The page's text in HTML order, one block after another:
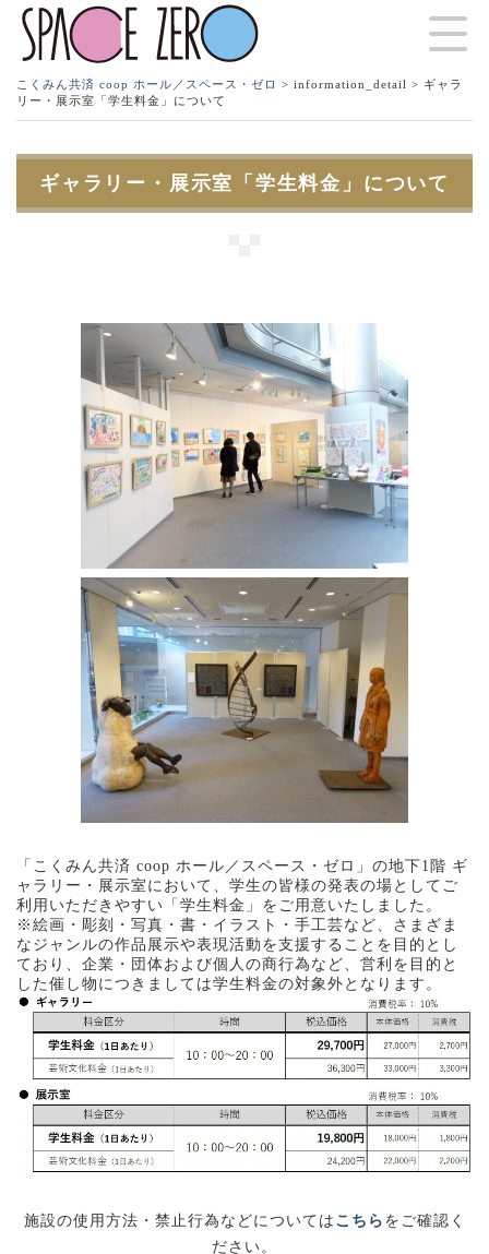
こくみん共済 coop ホール／スペース・ゼロ > information_detail > ギャラ
リー・展示室「学生料金」について
ギャラリー・展示室「学生料金」について
「こくみん共済 coop ホール／スペース・ゼロ」の地下1階 ギ
ャラリー・展示室において、学生の皆様の発表の場としてご
利用いただきやすい「学生料金」をご用意いたしました。
※絵画・彫刻・写真・書・イラスト・手工芸など、さまざま
なジャンルの作品展示や表現活動を支援することを目的とし
ており、企業・団体および個人の商行為など、営利を目的と
した催し物につきましては学生料金の対象外となります。
施設の使用方法・禁止行為などについては こちら をご確認く
ださい。